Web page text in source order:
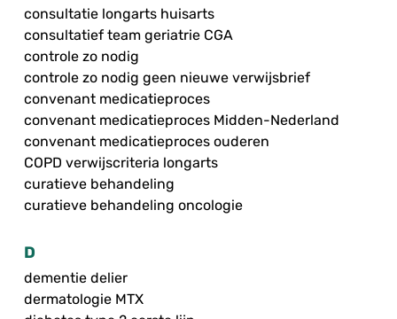
consultatie longarts huisarts
consultatief team geriatrie CGA
controle zo nodig
controle zo nodig geen nieuwe verwijsbrief
convenant medicatieproces
convenant medicatieproces Midden-Nederland
convenant medicatieproces ouderen
COPD verwijscriteria longarts
curatieve behandeling
curatieve behandeling oncologie
D
dementie delier
dermatologie MTX